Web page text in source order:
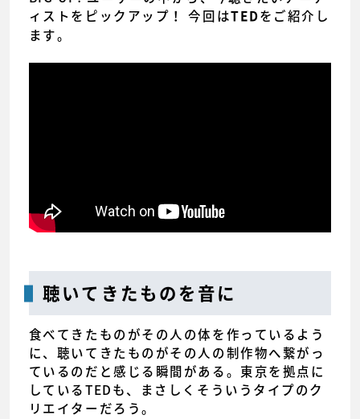
ィストをピックアップ！ 今回はTEDをご紹介し
ます。
聴いてきたものを音に
食べてきたものがその人の体を作っているよう
に、聴いてきたものがその人の制作物へ繋がっ
ているのだと感じる瞬間がある。東京を拠点に
しているTEDも、まさしくそういうタイプのク
リエイターだろう。